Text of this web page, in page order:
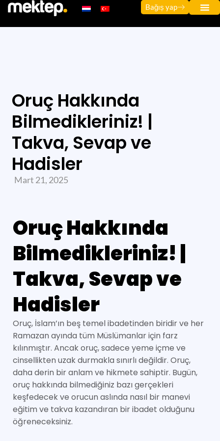
Bağıș yap
Oruç Hakkında
Bilmedikleriniz! |
Takva, Sevap ve
Hadisler
Mart 21, 2025
Oruç Hakkında
Bilmedikleriniz! |
Takva, Sevap ve
Hadisler
Oruç, İslam’ın beş temel ibadetinden biridir ve her
Ramazan ayında tüm Müslümanlar için farz
kılınmıştır. Ancak oruç, sadece yeme içme ve
cinsellikten uzak durmakla sınırlı değildir. Oruç,
daha derin bir anlam ve hikmete sahiptir. Bugün,
oruç hakkında bilmediğiniz bazı gerçekleri
keşfedecek ve orucun aslında nasıl bir manevi
eğitim ve takva kazandıran bir ibadet olduğunu
öğreneceksiniz.